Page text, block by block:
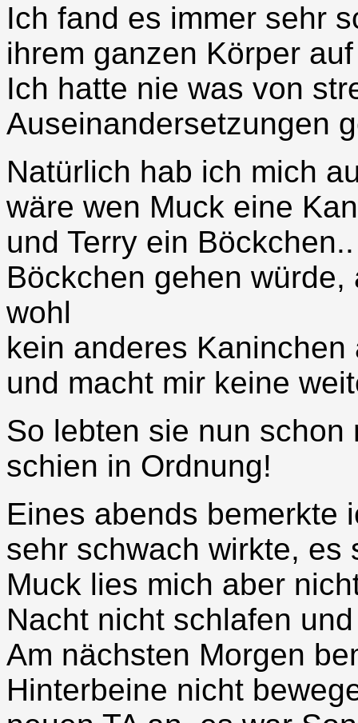
Ich fand es immer sehr
ihrem ganzen Körper
Ich hatte nie was von
Auseinandersetzungen
Natürlich hab ich mich
wäre wen Muck eine
und Terry ein
Böckchen gehen
wohl
kein anderes
und macht mir keine
So lebten sie nun
schien in Ordnung!
Eines abends bemerkte
sehr schwach wirkte, es
Muck lies mich aber
Nacht nicht schlafen
Am nächsten Morgen
Hinterbeine nicht